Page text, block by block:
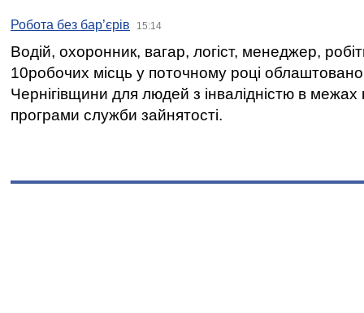
Робота без бар’єрів 15:14
Водій, охоронник, вагар, логіст, менеджер,
10робочих місць у поточному році
Чернігівщини для людей з інвалідністю в межах
програми служби зайнятості.